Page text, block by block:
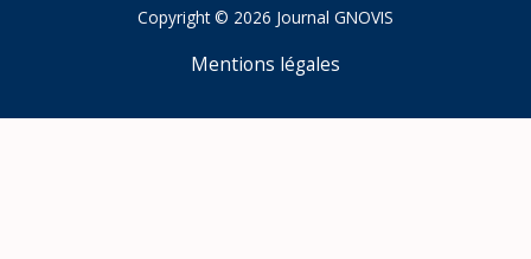
Copyright © 2026 Journal GNOVIS
Mentions légales